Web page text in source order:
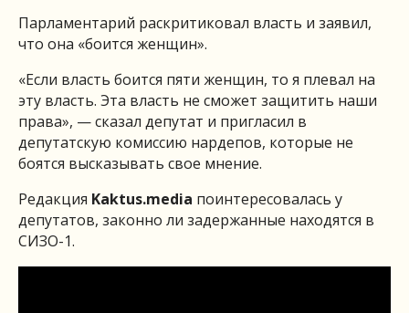
Парламентарий раскритиковал власть и заявил,
что она «боится женщин».
«Если власть боится пяти женщин, то я плевал на
эту власть. Эта власть не сможет защитить наши
права», — сказал депутат и пригласил в
депутатскую комиссию нардепов, которые не
боятся высказывать свое мнение.
Редакция Kaktus.media поинтересовалась у
депутатов, законно ли задержанные находятся в
СИЗО-1.